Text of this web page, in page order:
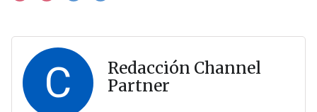
C
Redacción Channel
Partner